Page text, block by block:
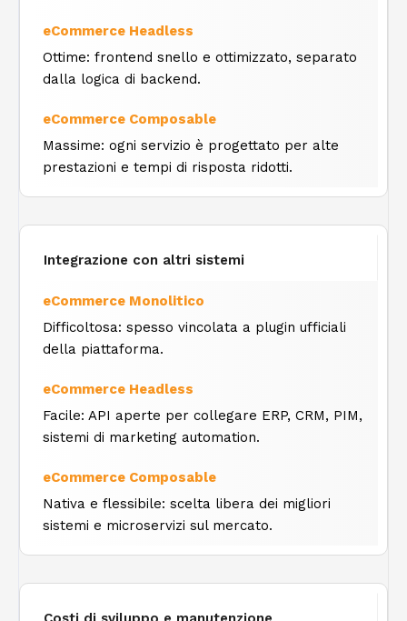
Ottime: frontend snello e ottimizzato, separato
dalla logica di backend.
Massime: ogni servizio è progettato per alte
prestazioni e tempi di risposta ridotti.
Integrazione con altri sistemi
Difficoltosa: spesso vincolata a plugin ufficiali
della piattaforma.
Facile: API aperte per collegare ERP, CRM, PIM,
sistemi di marketing automation.
Nativa e flessibile: scelta libera dei migliori
sistemi e microservizi sul mercato.